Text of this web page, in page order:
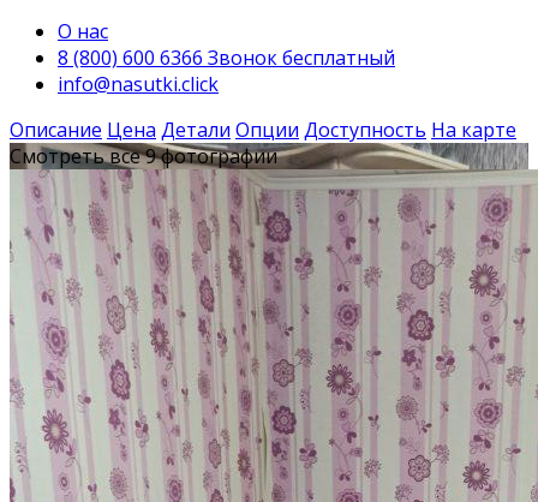
О нас
8 (800) 600 6366 Звонок бесплатный
info@nasutki.click
Описание Цена Детали Опции Доступность На карте
Смотреть все 9 фотографии